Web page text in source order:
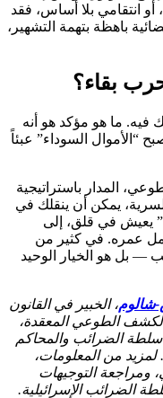
أو انتقامي بلا أساس، فقد
باهظة بتهمة التشهير،
بقاء؟
فيه. ما هو مؤكد هو أنه
“الأموال السوداء” عبئاً
المدار باستراتيجية
يمكن أن ينقلك في
يعيش في قلق، إلى
عمره. في كثير من
— بل هو الخيار الوحيد
شالوم، الخبير في القانون
الطوعي المعقدة،
سلطة الضرائب والمحاكم
لمزيد من المعلومات،
ومراجعة التوجيهات
الضرائب الإسرائيلية.